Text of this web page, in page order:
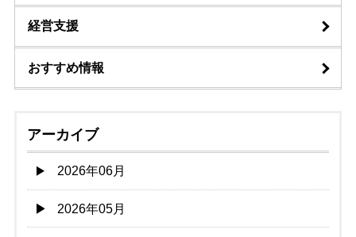
経営支援
おすすめ情報
アーカイブ
2026年06月
2026年05月